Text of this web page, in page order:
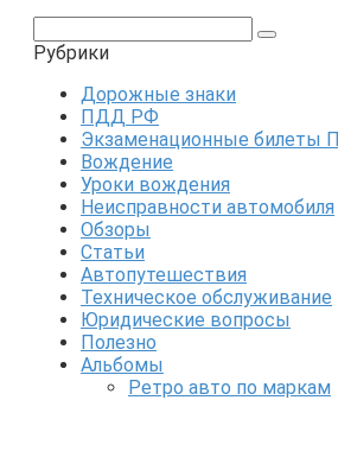
Рубрики
Дорожные знаки
ПДД РФ
Экзаменационные
Вождение
Уроки вождения
Неисправности автомобиля
Обзоры
Статьи
Автопутешествия
Техническое обслуживание
Юридические вопросы
Полезно
Альбомы
Ретро авто по маркам